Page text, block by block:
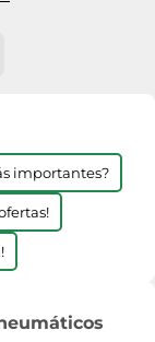
importantes?